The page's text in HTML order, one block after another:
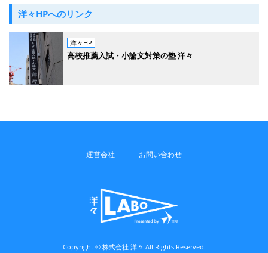
洋々HPへのリンク
洋々HP
高校推薦入試・小論文対策の塾 洋々
運営会社 お問い合わせ
Copyright © 株式会社 洋々 All Rights Reserved.